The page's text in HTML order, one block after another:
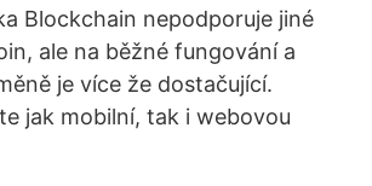
Blockchain nepodporuje jiné
ale na běžné fungování a
je více že dostačující.
jak mobilní, tak i webovou